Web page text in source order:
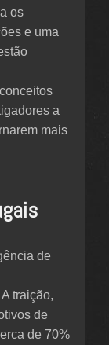
os
e uma
a
mais
de
traição,
de
de 70%